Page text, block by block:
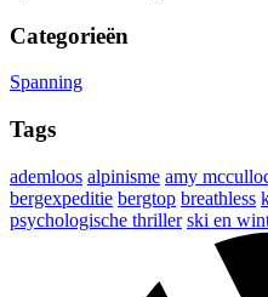
Categorieën
Spanning
Tags
ademloos alpinisme amy
bergexpeditie bergtop breathless
psychologische thriller ski en